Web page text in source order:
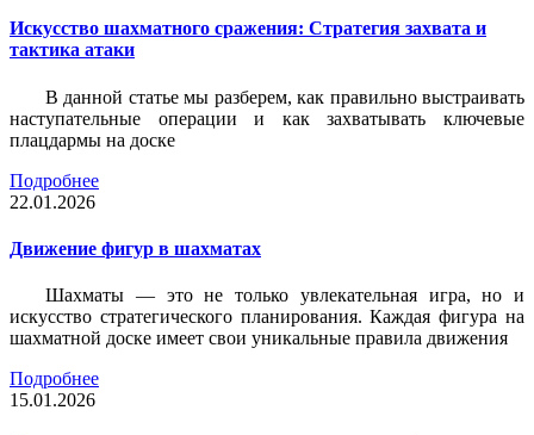
Искусство шахматного сражения: Стратегия захвата и
тактика атаки
В данной статье мы разберем, как правильно выстраивать
наступательные операции и как захватывать ключевые
плацдармы на доске
Подробнее
22.01.2026
Движение фигур в шахматах
Шахматы — это не только увлекательная игра, но и
искусство стратегического планирования. Каждая фигура на
шахматной доске имеет свои уникальные правила движения
Подробнее
15.01.2026